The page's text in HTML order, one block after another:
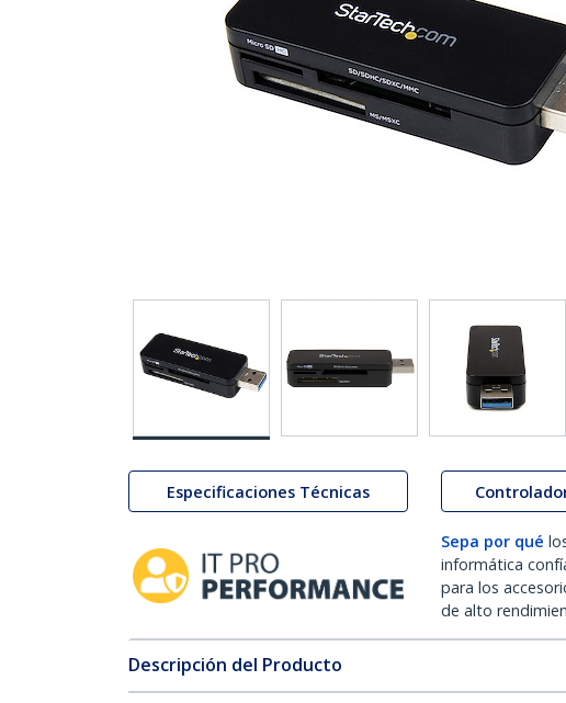
Especificaciones Técnicas
Sepa por qué
informática
para los
de alto
Descripción del Producto